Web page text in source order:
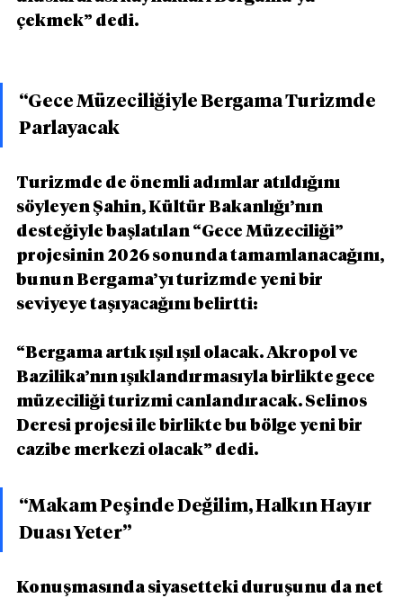
çekmek” dedi.
“Gece Müzeciliğiyle Bergama Turizmde
Parlayacak
Turizmde de önemli adımlar atıldığını
söyleyen Şahin, Kültür Bakanlığı’nın
desteğiyle başlatılan “Gece Müzeciliği”
projesinin 2026 sonunda tamamlanacağını,
bunun Bergama’yı turizmde yeni bir
seviyeye taşıyacağını belirtti:
“Bergama artık ışıl ışıl olacak. Akropol ve
Bazilika’nın ışıklandırmasıyla birlikte gece
müzeciliği turizmi canlandıracak. Selinos
Deresi projesi ile birlikte bu bölge yeni bir
cazibe merkezi olacak” dedi.
“Makam Peşinde Değilim, Halkın Hayır
Duası Yeter”
Konuşmasında siyasetteki duruşunu da net